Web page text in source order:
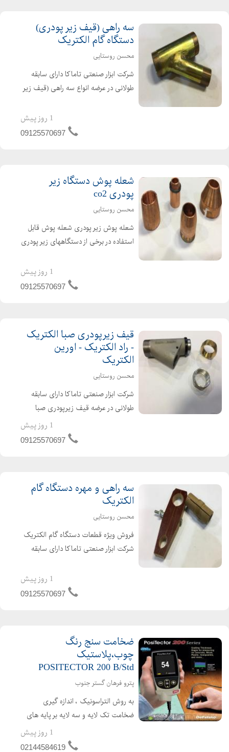
سه راهی (قیف زیر پودری)
دستگاه گام الکتریک
محسن روستایی
شرکت ابزار صنعتی تاماکا دارای سابقه
طولانی در عرضه انواع سه راهی (قیف زیر
1 روز پیش
09125570697
شعله پوش دستگاه زیر
پودری co2
محسن روستایی
شعله پوش زیر پودری شعله پوش قابل
استفاده در برخی از دستگاههای زیر پودری
صبا الکتریک و راد الکتریک) ساخته شده
از جنس مس با قیمت مناسب. جهت
1 روز پیش
09125570697
قیف زیرپودری صبا الکتریک
- راد الکتریک - اورین
الکتریک
محسن روستایی
شرکت ابزار صنعتی تاماکا دارای سابقه
طولانی در عرضه قیف زیرپودری صبا
الکتریک - راد الکتریک - اورین الکتریک
انواع قیف زیر پودری نازل زیر پودری رابط
1 روز پیش
09125570697
سه راهی و مهره دستگاه گام
الکتریک
محسن روستایی
فروش ویژه قطعات دستگاه گام الکتریک
شرکت ابزار صنعتی تاماکا دارای سابقه
1 روز پیش
09125570697
ضخامت سنج رنگ
چوب،پلاستیک
POSITECTOR 200 B/Std
پترو فرهان گستر جنوب
به روش التراسونیک ، اندازه گیری
ضخامت تک لایه و سه لایه بر پایه های
،پلاستیک،بتن، چوب،آسفالت،مواد
1 روز پیش
02144584619